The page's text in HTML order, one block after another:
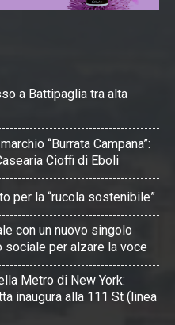
a Battipaglia tra alta
“Burrata Campana”:
Cioffi di Eboli
per la “rucola sostenibile”
con un nuovo singolo
sociale per alzare la voce
Metro di New York:
inaugura alla 111 St (linea